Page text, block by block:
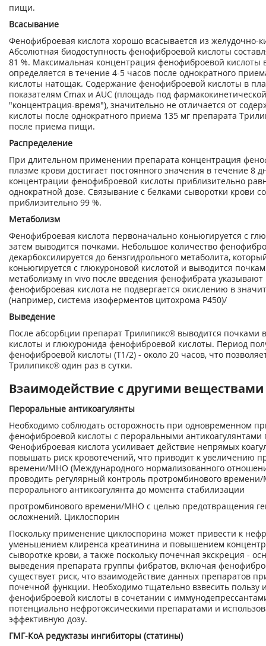
пищи.
Всасывание
Фенофиброевая кислота хорошо всасывается из желудочно-
Абсолютная биодоступность фенофиброевой кислоты
81 %. Максимальная концентрация фенофиброевой кислоты
определяется в течение 4-5 часов после однократного
кислоты натощак. Содержание фенофиброевой кислоты в
показателям Сmах и AUC (площадь под
"концентрация-время"), значительно не отличается от
кислоты после однократного приема 135 мг препарата
после приема пищи.
Распределение
При длительном применении препарата концентрация
плазме крови достигает постоянного значения в течение 8
концентрации фенофиброевой кислоты приблизительно
однократной дозе. Связывание с белками сыворотки крови
приблизительно 99 %.
Метаболизм
Фенофиброевая кислота первоначально коньюгируется с
затем выводится почками. Небольшое количество
декарбоксилируется до бензгидрольного метаболита,
коньюгируется с глюкуроновой кислотой и выводится
метаболизму in vivo после введения фенофибрата указывают
фенофиброевая кислота не подвергается окислению в
(например, система изоферментов цитохрома Р450)/
Выведение
После абсорбции препарат Трилипикс® выводится почками
кислоты и глюкуронида фенофиброевой кислоты. Период
фенофиброевой кислоты (Т1/2) - около 20 часов, что
Трилипикс® один раз в сутки.
Взаимодействие с другими веществами
Пероральные антикоагулянты
Необходимо соблюдать осторожность при одновременном
фенофиброевой кислоты с пероральными антикоагулянтами
Фенофиброевая кислота усиливает действие непрямых
повышать риск кровотечений, что приводит к увеличению
времени/МНО (Международного нормализованного
проводить регулярный контроль протромбинового
перорального антикоагулянта до момента стабилизации
протромбинового времени/МНО с целью предотвращения
осложнений. Циклоспорин
Поскольку применение циклоспорина может привести к
уменьшением клиренса креатинина и повышением
сыворотке крови, а также поскольку почечная экскреция -
выведения препарата группы фибратов, включая
существует риск, что взаимодействие данных препаратов
почечной функции. Необходимо тщательно взвесить пользу
фенофиброевой кислоты в сочетании с
потенциально нефротоксическими препаратами и
эффективную дозу.
ГМГ-КоА редуктазы ингибиторы (статины)